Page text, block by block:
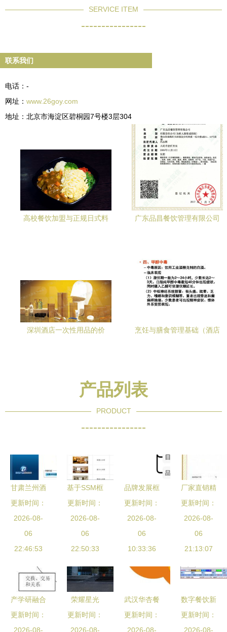
SERVICE ITEM
----------------
联系我们
电话：-
网址： www.26goy.com
地址：北京市海淀区碧桐园7号楼3层304
高校餐饮加盟与正规日式料
广东品昌餐饮管理有限公司
深圳酒店一次性用品的价
烹饪与膳食管理基础（酒店
产品列表
PRODUCT
----------------
甘肃兰州酒
店管理软件
厂家选择与
价格指南
更新时间：
2026-08-
06
22:46:53
基于SSM框
架的酒店管
理系统设计
与实现
更新时间：
2026-08-
06
22:50:33
品牌发展框
架的构建
酒店管理公
司与餐饮管
理的融合策
更新时间：
2026-08-
06
10:33:36
厂家直销精
品红木家具
酒店仿古实
木茶水柜价
格 厂家 图
更新时间：
2026-08-
06
21:13:07
产学研融合
视角下的
《酒店市场
更新时间：
2026-08-
荣耀星光
锦江酒店中
国区以卓越
更新时间：
2026-08-
武汉华杏餐
饮与酒店管
理的融合发
更新时间：
2026-08-
数字餐饮新
风向 广州
市奥狐软件
更新时间：
2026-08-